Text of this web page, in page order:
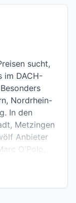
sucht,
im DACH-
Nordrhein-
In den
Metzingen
Anbieter
O'Polo,
Ob